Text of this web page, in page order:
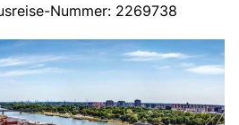
Nummer: 2269738